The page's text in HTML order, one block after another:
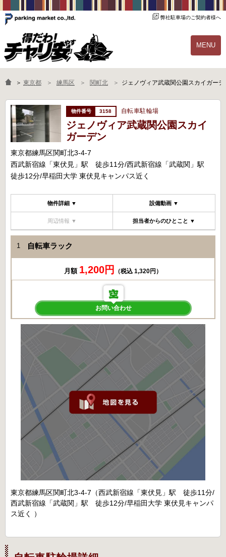
弊社駐車場のご契約者様へ
MENU
物件一覧 ご契約の流れ
よくあるご質問 駐輪場オーナー様へ
＞ 東京都 練馬区 関町北 ジェノヴィア武蔵関公園スカイガーデ
3158 自転車駐輪場
ジェノヴィア武蔵関公園スカイ
ガーデン
東京都練馬区関町北3-4-7
西武新宿線「東伏見」駅 徒歩11分/西武新宿線「武蔵関」駅
徒歩12分/早稲田大学 東伏見キャンパス近く
物件詳細 ▼ 設備動画 ▼
周辺情報 ▼ 担当者からのひとこと ▼
1 自転車ラック
月額 1,200円 （税込 1,320円）
お問い合わせ
東京都練馬区関町北3-4-7（西武新宿線「東伏見」駅 徒歩11分/
西武新宿線「武蔵関」駅 徒歩12分/早稲田大学 東伏見キャンパ
ス近く ）